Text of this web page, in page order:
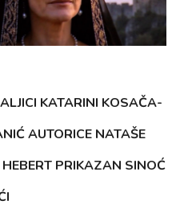
KATARINI KOSAČA-
AUTORICE NATAŠE
PRIKAZAN SINOĆ